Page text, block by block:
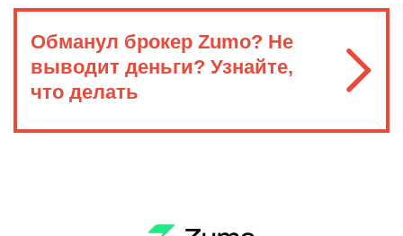
Обманул брокер Zumo? Не
выводит деньги? Узнайте,
что делать